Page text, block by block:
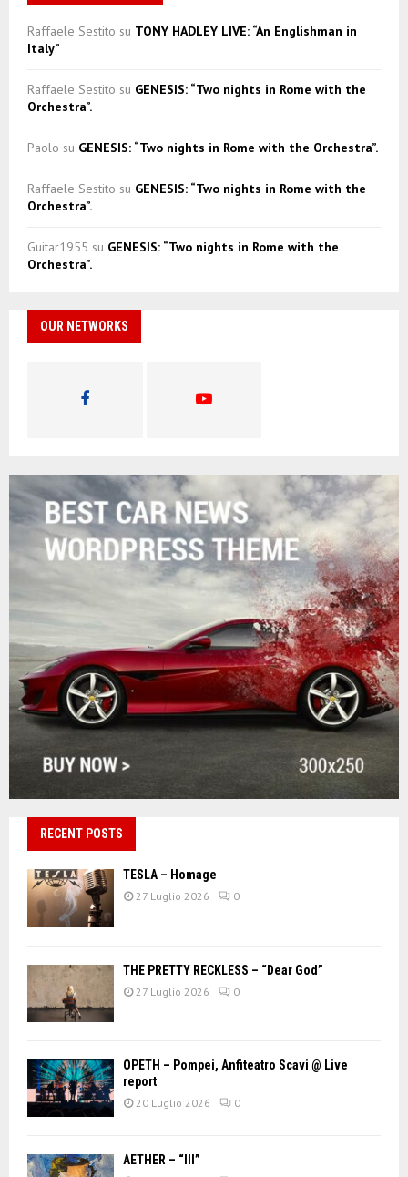
Raffaele Sestito su TONY HADLEY LIVE: “An Englishman in
Italy”
Raffaele Sestito su GENESIS: “Two nights in Rome with the
Orchestra”.
Paolo su GENESIS: “Two nights in Rome with the Orchestra”.
Raffaele Sestito su GENESIS: “Two nights in Rome with the
Orchestra”.
Guitar1955 su GENESIS: “Two nights in Rome with the
Orchestra”.
OUR NETWORKS
RECENT POSTS
TESLA – Homage
27 Luglio 2026 0
THE PRETTY RECKLESS – “Dear God”
27 Luglio 2026 0
OPETH – Pompei, Anfiteatro Scavi @ Live
report
20 Luglio 2026 0
AETHER – “III”